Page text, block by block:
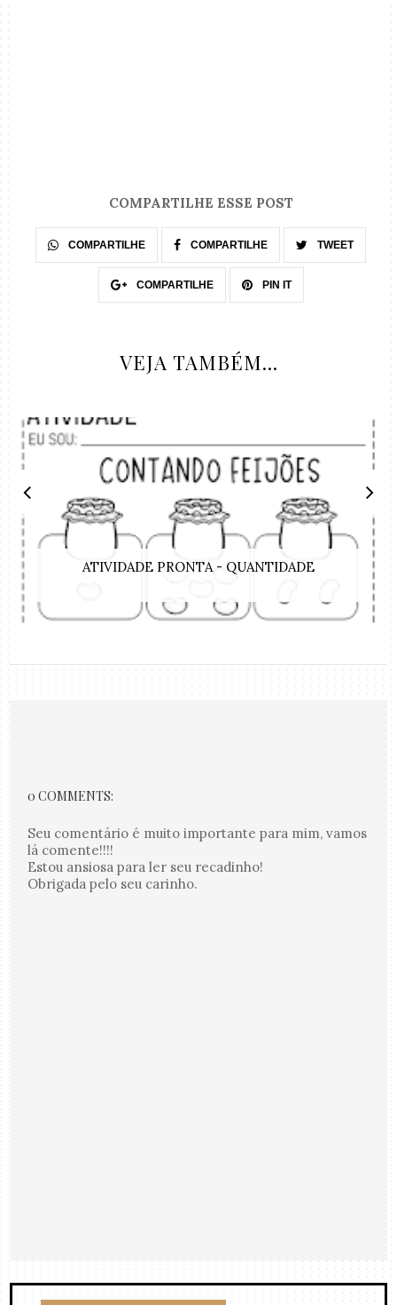
COMPARTILHE ESSE POST
COMPARTILHE COMPARTILHE TWEET
COMPARTILHE PIN IT
VEJA TAMBÉM...
ATIVIDADE PRONTA - QUANTIDADE
0 COMMENTS:
Seu comentário é muito importante para mim, vamos
lá comente!!!!
Estou ansiosa para ler seu recadinho!
Obrigada pelo seu carinho.